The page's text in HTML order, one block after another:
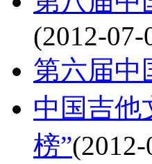
(2012-07-
第六届中
中国吉他
榜”